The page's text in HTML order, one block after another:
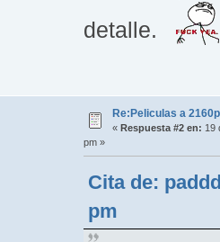
detalle.
Re:Peliculas a
« Respuesta #2 en: 19
pm »
Cita de:
pm